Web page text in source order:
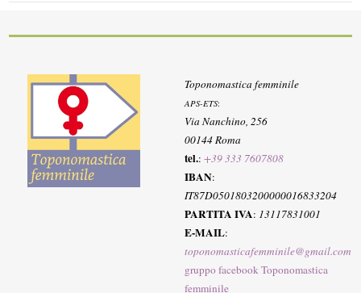
Toponomastica femminile
APS-ETS:
Via Nanchino, 256
00144 Roma
tel.:+39 333 7607808
IBAN:
IT87D0501803200000016833204
PARTITA IVA: 13117831001
E-MAIL:
toponomasticafemminile@gmail.com
gruppo facebook Toponomastica
femminile